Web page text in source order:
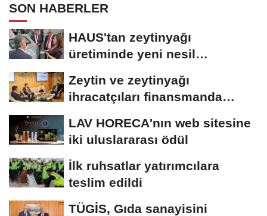
SON HABERLER
HAUS'tan zeytinyağı
üretiminde yeni nesil
Zeytin ve zeytinyağı
ihracatçıları finansmanda
LAV HORECA'nın web sitesine
iki uluslararası ödül
İlk ruhsatlar yatırımcılara
teslim edildi
TÜGİS, Gıda sanayisini